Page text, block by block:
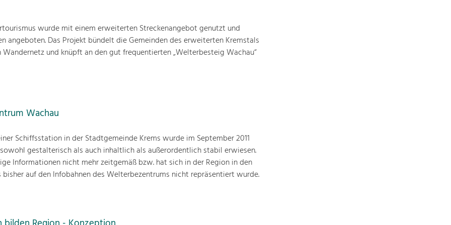
wurde mit einem erweiterten Streckenangebot genutzt und
angeboten. Das Projekt bündelt die Gemeinden des erweiterten Kremstals
und knüpft an den gut frequentierten „Welterbesteig Wachau“
Wachau
Schiffsstation in der Stadtgemeinde Krems wurde im September 2011
gestalterisch als auch inhaltlich als außerordentlich stabil erwiesen.
Informationen nicht mehr zeitgemäß bzw. hat sich in der Region in den
auf den Infobahnen des Welterbezentrums nicht repräsentiert wurde.